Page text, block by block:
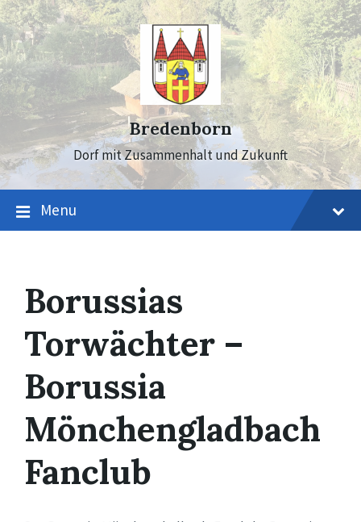
Skip
to
content
Skip
to
main
navigation
Skip
to
footer
Bredenborn
Dorf mit Zusammenhalt und Zukunft
Menu
Borussias
Torwächter –
Borussia
Mönchengladbach
Fanclub